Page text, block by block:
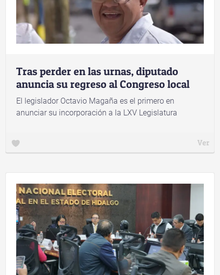
Tras perder en las urnas, diputado
anuncia su regreso al Congreso local
El legislador Octavio Magaña es el primero en
anunciar su incorporación a la LXV Legislatura
Ver